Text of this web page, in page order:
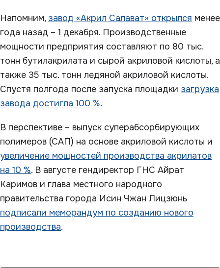
Напомним, завод «Акрил Салават» открылся менее
года назад – 1 декабря. Производственные
мощности предприятия составляют по 80 тыс.
тонн бутилакрилата и сырой акриловой кислоты, а
также 35 тыс. тонн ледяной акриловой кислоты.
Спустя полгода после запуска площадки загрузка
завода достигла 100 %.
В перспективе – выпуск суперабсорбирующих
полимеров (САП) на основе акриловой кислоты и
увеличение мощностей производства акрилатов
на 10 %. В августе гендиректор ГНС Айрат
Каримов и глава местного народного
правительства города Исин Чжан Лицзюнь
подписали меморандум по созданию нового
производства.